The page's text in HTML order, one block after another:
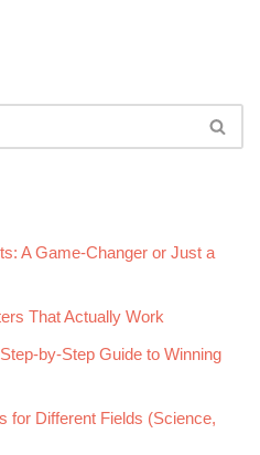
A Game-Changer or Just a
That Actually Work
by-Step Guide to Winning
for Different Fields (Science,